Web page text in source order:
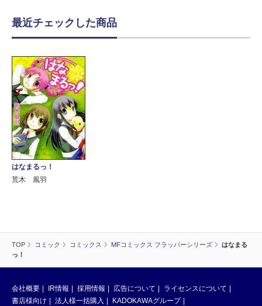
TOP コミック コミックス MFコミックス フラッパーシリーズ
はなまる
っ！
最近チェックした商品
はなまるっ！
荒木 風羽
会社概要 IR情報 採用情報 広告について
ライセンスについて
書店様向け
法人様一括購入 KADOKAWAグループ